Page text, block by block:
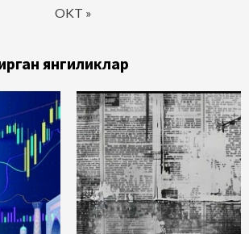
OKT »
янгиликлар